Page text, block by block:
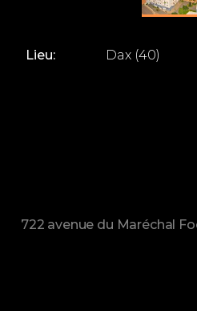
Lieu: Dax (40)
722 avenue du Maréchal